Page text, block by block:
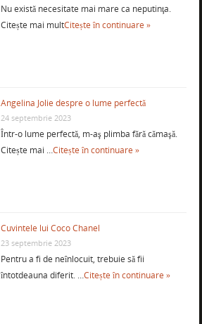
Nu există necesitate mai mare ca neputinţa.
Citește mai multCitește în continuare »
Angelina Jolie despre o lume perfectă
24 septembrie 2023
Într-o lume perfectă, m-aş plimba fără cămaşă.
Citește mai …Citește în continuare »
Cuvintele lui Coco Chanel
23 septembrie 2023
Pentru a fi de neînlocuit, trebuie să fii
întotdeauna diferit. …Citește în continuare »